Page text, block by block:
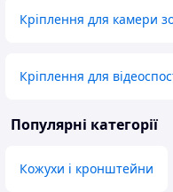
Кріплення для камери
Кріплення для
Популярні категорії
Кожухи і кронштейни